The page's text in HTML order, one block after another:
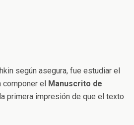
según asegura, fue estudiar el
el
Manuscrito de
primera impresión de que el texto